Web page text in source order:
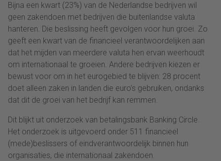
Bijna een kwart (23%) van de Nederlandse bedrijven wil
geen zakendoen met bedrijven die buitenlandse valuta
hanteren. Die beslissing heeft gevolgen voor hun groei. Zo
geeft een kwart van de financieel verantwoordelijken aan
dat het mijden van meerdere valuta hen ervan weerhoudt
om internationaal te groeien. Andere bedrijven kiezen er
bewust voor om in het eurogebied te blijven: 28 procent
doet alleen zaken in landen die euro’s gebruiken, ondanks
dat dit de groei van het bedrijf kan remmen.
Dit blijkt uit onderzoek van betalingsbank Banking Circle.
Het onderzoek is uitgevoerd onder 511 financieel
(mede)beslissers of eindverantwoordelijk binnen hun
organisaties, die internationaal zakendoen.